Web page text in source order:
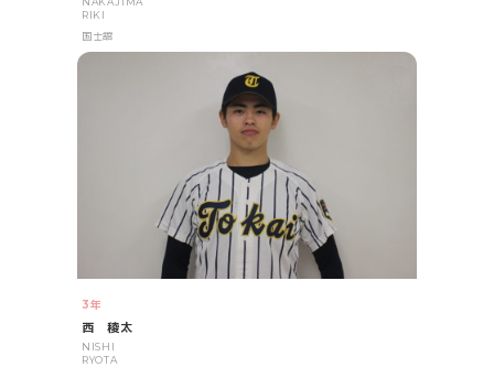
RIKI
国士舘
3年
西 稜太
NISHI
RYOTA